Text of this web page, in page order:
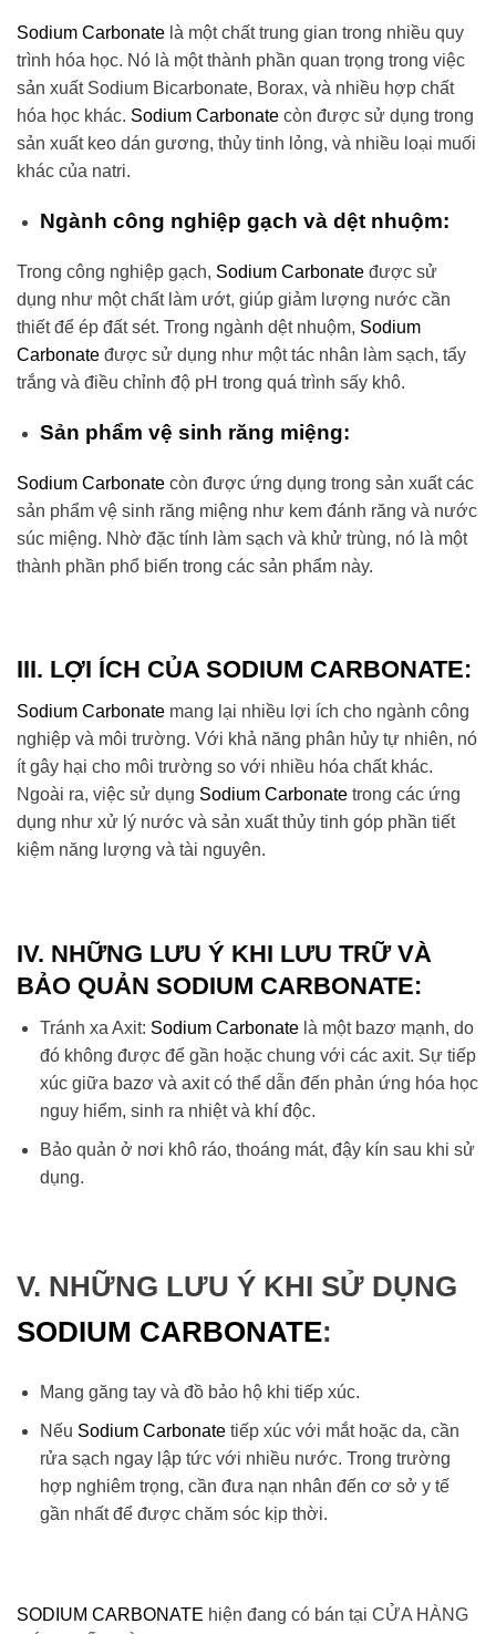
Sodium Carbonate là một chất trung gian trong nhiều quy
trình hóa học. Nó là một thành phần quan trọng trong việc
sản xuất Sodium Bicarbonate, Borax, và nhiều hợp chất
hóa học khác. Sodium Carbonate còn được sử dụng trong
sản xuất keo dán gương, thủy tinh lỏng, và nhiều loại muối
khác của natri.
Ngành công nghiệp gạch và dệt nhuộm:
Trong công nghiệp gạch, Sodium Carbonate được sử
dụng như một chất làm ướt, giúp giảm lượng nước cần
thiết để ép đất sét. Trong ngành dệt nhuộm, Sodium
Carbonate được sử dụng như một tác nhân làm sạch, tẩy
trắng và điều chỉnh độ pH trong quá trình sấy khô.
Sản phẩm vệ sinh răng miệng:
Sodium Carbonate còn được ứng dụng trong sản xuất các
sản phẩm vệ sinh răng miệng như kem đánh răng và nước
súc miệng. Nhờ đặc tính làm sạch và khử trùng, nó là một
thành phần phổ biến trong các sản phẩm này.
III. LỢI ÍCH CỦA SODIUM CARBONATE:
Sodium Carbonate mang lại nhiều lợi ích cho ngành công
nghiệp và môi trường. Với khả năng phân hủy tự nhiên, nó
ít gây hại cho môi trường so với nhiều hóa chất khác.
Ngoài ra, việc sử dụng Sodium Carbonate trong các ứng
dụng như xử lý nước và sản xuất thủy tinh góp phần tiết
kiệm năng lượng và tài nguyên.
IV. NHỮNG LƯU Ý KHI LƯU TRỮ VÀ
BẢO QUẢN SODIUM CARBONATE:
Tránh xa Axit: Sodium Carbonatelà một bazơ mạnh, do
đó không được để gần hoặc chung với các axit. Sự tiếp
xúc giữa bazơ và axit có thể dẫn đến phản ứng hóa học
nguy hiểm, sinh ra nhiệt và khí độc.
Bảo quản ở nơi khô ráo, thoáng mát, đậy kín sau khi sử
dụng.
V. NHỮNG LƯU Ý KHI SỬ DỤNG
SODIUM CARBONATE:
Mang găng tay và đồ bảo hộ khi tiếp xúc.
Nếu Sodium Carbonatetiếp xúc với mắt hoặc da, cần
rửa sạch ngay lập tức với nhiều nước. Trong trường
hợp nghiêm trọng, cần đưa nạn nhân đến cơ sở y tế
gần nhất để được chăm sóc kịp thời.
SODIUM CARBONATE hiện đang có bán tại CỬA HÀNG